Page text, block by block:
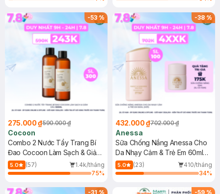
-53%
275.000 ₫590.000 ₫
Cocoon
Combo 2 Nước Tẩy Trang Bí
Đao Cocoon Làm Sạch & Giảm
Dầu 500ml
5.0 (57)
1.4k/tháng
75%
-38%
432.000 ₫702.000 ₫
Anessa
Sữa Chống Nắng Anessa Cho
Da Nhạy Cảm & Trẻ Em 60ml
(Mới)
5.0 (23)
410/tháng
34%
-31% -59 %